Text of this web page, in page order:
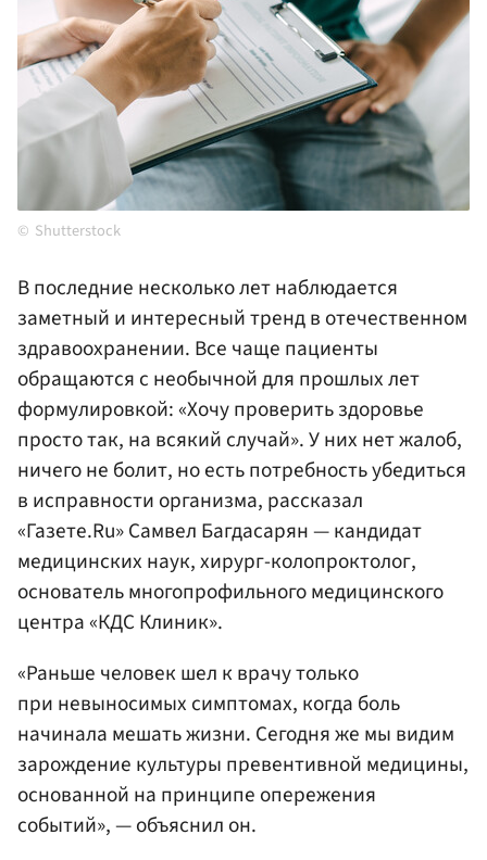
Shutterstock
В последние несколько лет наблюдается
заметный и интересный тренд в отечественном
здравоохранении. Все чаще пациенты
обращаются с необычной для прошлых лет
формулировкой: «Хочу проверить здоровье
просто так, на всякий случай». У них нет жалоб,
ничего не болит, но есть потребность убедиться
в исправности организма, рассказал
«Газете.Ru» Самвел Багдасарян — кандидат
медицинских наук, хирург-колопроктолог,
основатель многопрофильного медицинского
центра «КДС Клиник».
«Раньше человек шел к врачу только
при невыносимых симптомах, когда боль
начинала мешать жизни. Сегодня же мы видим
зарождение культуры превентивной медицины,
основанной на принципе опережения
событий», — объяснил он.